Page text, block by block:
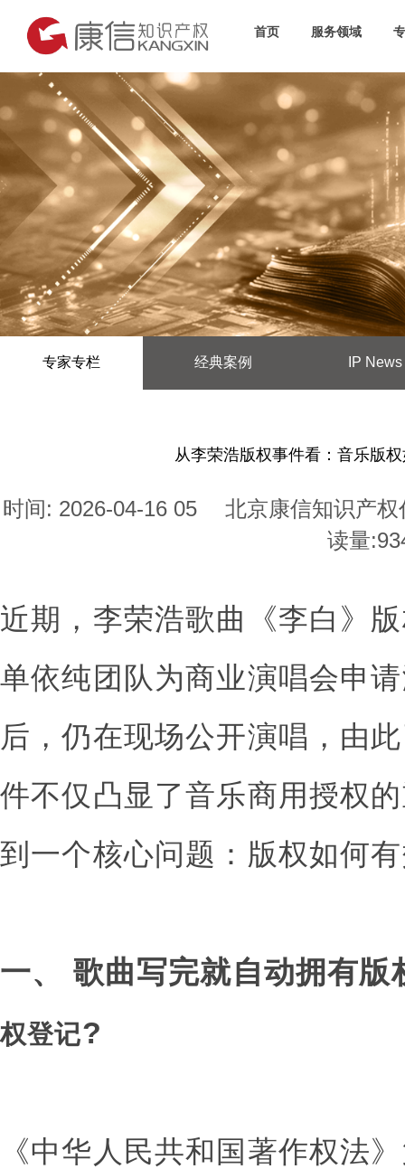
首页 服务领域
专家专栏 经典案例 IP News
从李荣浩版权事件看：音乐版
时间: 2026-04-16 05
北京康信知识产
读量:
近期，李荣浩歌曲《李白》
单依纯团队为商业演唱会申
后，仍在现场公开演唱，由
件不仅凸显了音乐商用授权
到一个核心问题：版权如何
一、 歌曲写完就自动拥有
权登记?
《中华人民共和国著作权法